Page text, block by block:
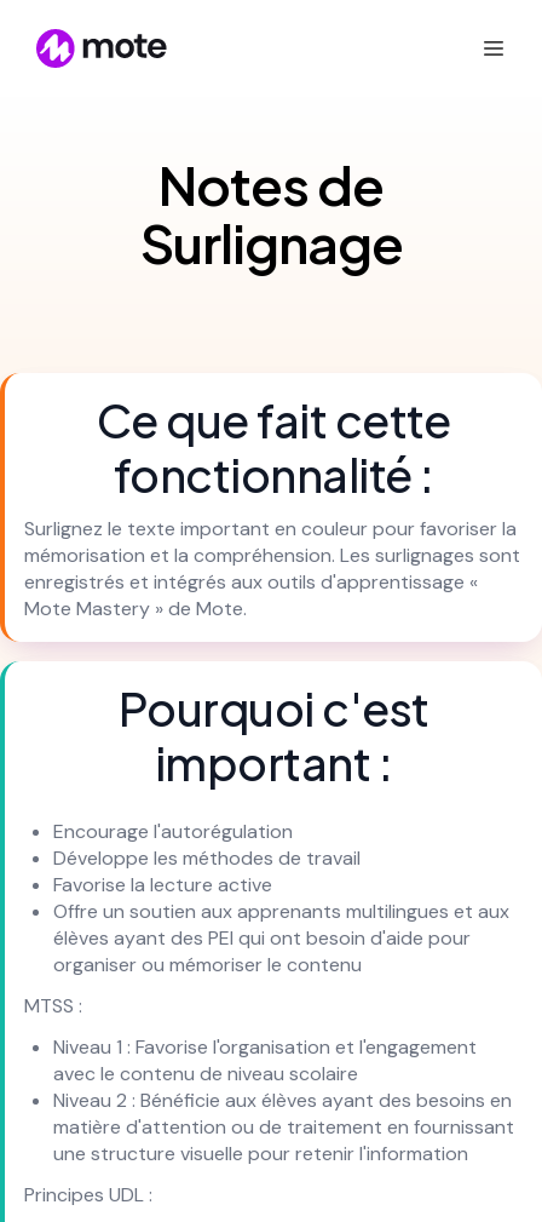
Notes de
Surlignage
Ce que fait cette
fonctionnalité :
Surlignez le texte important en couleur pour favoriser la
mémorisation et la compréhension. Les surlignages sont
enregistrés et intégrés aux outils d'apprentissage «
Mote Mastery » de Mote.
Pourquoi c'est
important :
Encourage l'autorégulation
Développe les méthodes de travail
Favorise la lecture active
Offre un soutien aux apprenants multilingues et aux
élèves ayant des PEI qui ont besoin d'aide pour
organiser ou mémoriser le contenu
MTSS :
Niveau 1 : Favorise l'organisation et l'engagement
avec le contenu de niveau scolaire
Niveau 2 : Bénéficie aux élèves ayant des besoins en
matière d'attention ou de traitement en fournissant
une structure visuelle pour retenir l'information
Principes UDL :